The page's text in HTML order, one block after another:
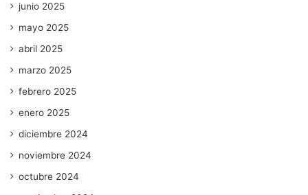
junio 2025
mayo 2025
abril 2025
marzo 2025
febrero 2025
enero 2025
diciembre 2024
noviembre 2024
octubre 2024